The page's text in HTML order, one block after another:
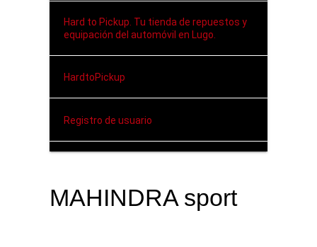
Hard to Pickup. Tu tienda de repuestos y
equipación del automóvil en Lugo.
HardtoPickup
Registro de usuario
MAHINDRA sport